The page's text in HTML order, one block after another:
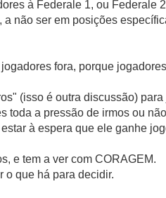
à Federale 1, ou Federale
não ser em posições
fora, porque
(isso é outra discussão)
toda a pressão de irmos ou
à espera que ele ganhe
e tem a ver com CORAGEM.
o que há para decidir.